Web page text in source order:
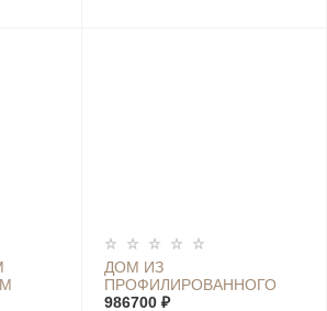
ДОМ ИЗ
ПРОФИЛИРОВАННОГО
БРУСА МАРИЯ 5.6М Х 7М
986700 ₽